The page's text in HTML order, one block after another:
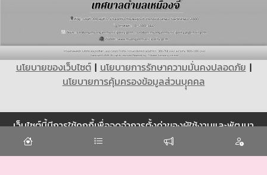
นโยบายของเว็บไซต์| นโยบายการรักษาความมั่นคงปลอดภัย |
นโยบายการคุ้มครองข้อมูลส่วนบุุคคล
Cookie
เว็บไซต์นี้มีการใช้คุกกี้เพื่อจดจำการตั้งค่าของผู้ใช้งานและพัฒนา
ประสบการณ์การใช้งานของคุณให้ดียิ่งขึ้น